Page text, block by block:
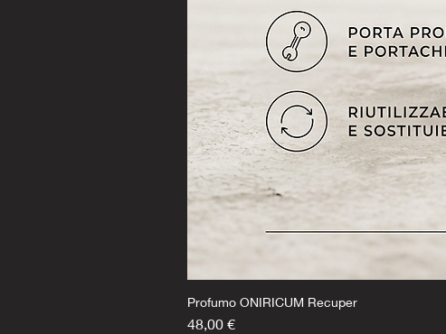
Profumo ONIRICUM Recuper
Prezzo
48,00 €